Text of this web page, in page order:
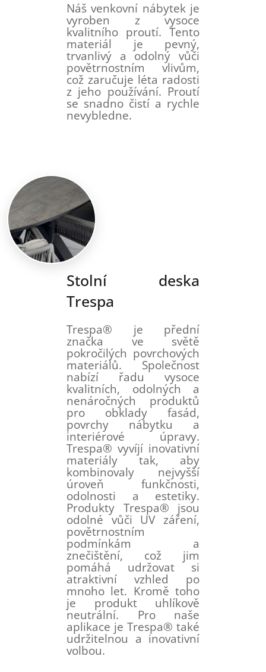
Náš venkovní nábytek je
vyroben z vysoce
kvalitního proutí. Tento
materiál je pevný,
trvanlivý a odolný vůči
povětrnostním vlivům,
což zaručuje léta radosti
z jeho používání. Proutí
se snadno čistí a rychle
nevybledne.
Stolní deska
Trespa
Trespa® je přední
značka ve světě
pokročilých povrchových
materiálů. Společnost
nabízí řadu vysoce
kvalitních, odolných a
nenáročných produktů
pro obklady fasád,
povrchy nábytku a
interiérové ​​úpravy.
Trespa® vyvíjí inovativní
materiály tak, aby
kombinovaly nejvyšší
úroveň funkčnosti,
odolnosti a estetiky.
Produkty Trespa® jsou
odolné vůči UV záření,
povětrnostním
podmínkám a
znečištění, což jim
pomáhá udržovat si
atraktivní vzhled po
mnoho let. Kromě toho
je produkt uhlíkově
neutrální. Pro naše
aplikace je Trespa® také
udržitelnou a inovativní
volbou.